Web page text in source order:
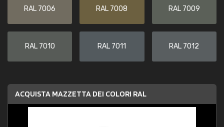
RAL 7006 RAL 7008 RAL 7009
RAL 7010 RAL 7011 RAL 7012
ACQUISTA MAZZETTA DEI COLORI RAL